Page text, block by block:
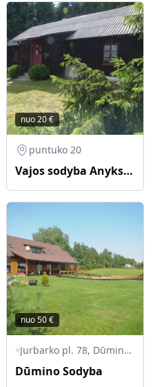
nuo20€
puntuko 20
Vajos sodyba Anyksciu silelyje
nuo50€
Jurbarko pl. 78, Dūminas, Raudondvario sen., Kauno r. sav., LT-54110
Dūmino Sodyba